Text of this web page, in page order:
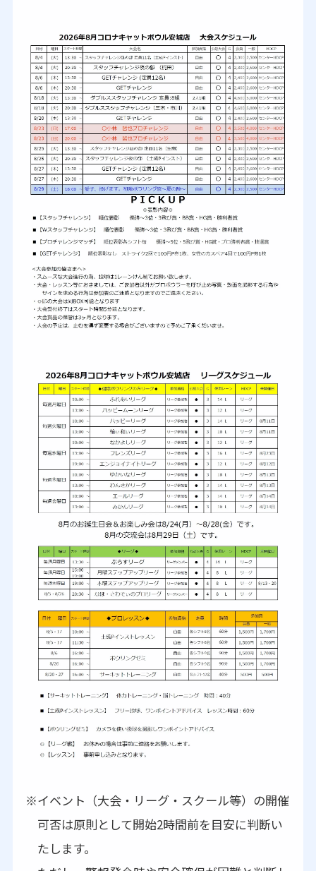
イベント（大会・リーグ・スクール等）の開催
可否は原則として開始2時間前を目安に判断い
たします。